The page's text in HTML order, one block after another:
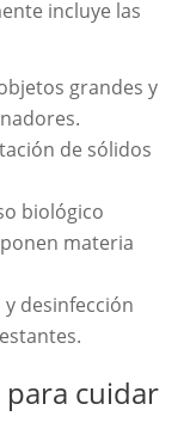
incluye las
grandes y
de sólidos
biológico
materia
desinfección
para cuidar